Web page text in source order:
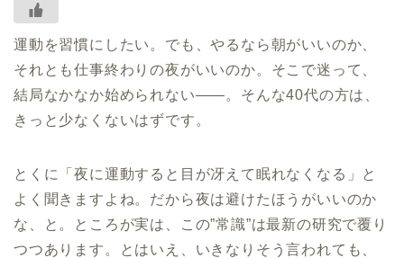
運動を習慣にしたい。でも、やるなら朝がいいのか、
それとも仕事終わりの夜がいいのか。そこで迷って、
結局なかなか始められない——。そんな40代の方は、
きっと少なくないはずです。
とくに「夜に運動すると目が冴えて眠れなくなる」と
よく聞きますよね。だから夜は避けたほうがいいのか
な、と。ところが実は、この”常識”は最新の研究で覆り
つつあります。とはいえ、いきなりそう言われても、